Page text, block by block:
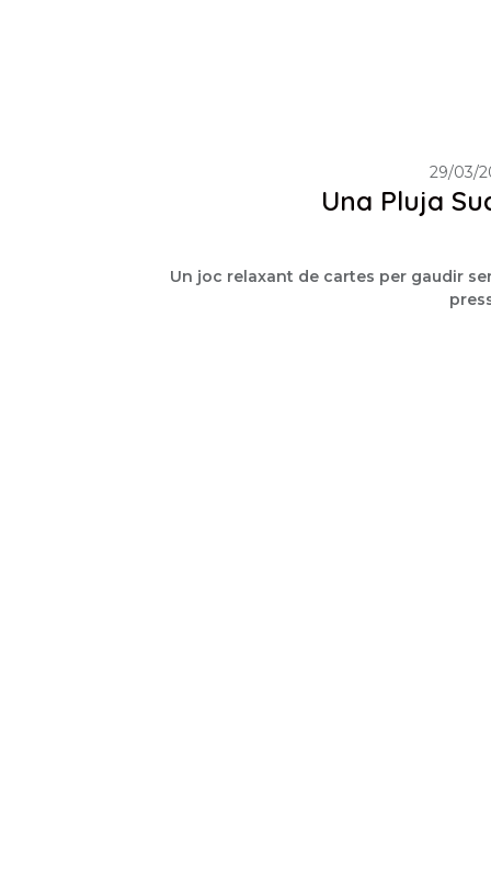
29/03/
Una Pluja
Un joc relaxant de cartes per gaudir